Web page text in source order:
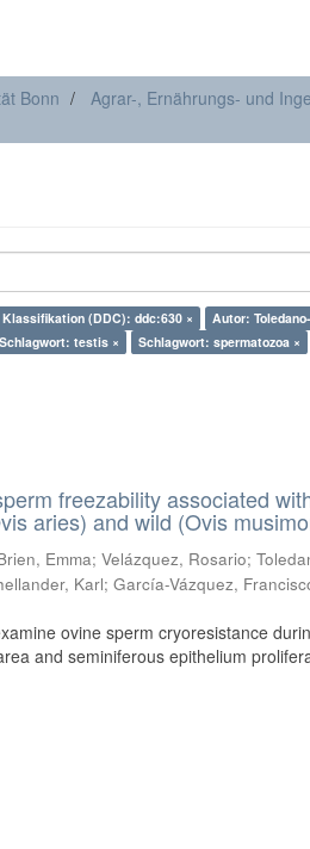
Bonn Agrar-, Ernährungs- und
Klassifikation (DDC): ddc:630 × Autor:
Schlagwort: testis × Schlagwort: spermatozoa ×
freezability associated
aries) and wild (Ovis
Emma;Velázquez, Rosario;
Karl;García-Vázquez,
ovine sperm cryoresistance
and seminiferous epithelium